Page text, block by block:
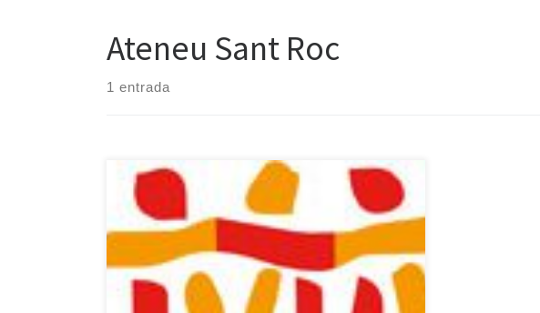
Ateneu Sant Roc
1 entrada
Fundació Ateneu Sant Roc «Actualment segueix
aquesta inquietud de part de la gent del barri per fer
coses que millorin i dignifiquin la vida dels seus
habitants. La Fundació Ateneu Sant Roc vol seguir al
costat dels veïns i veïnes i treballar per la cohesió
social, fomentant la participació i […]